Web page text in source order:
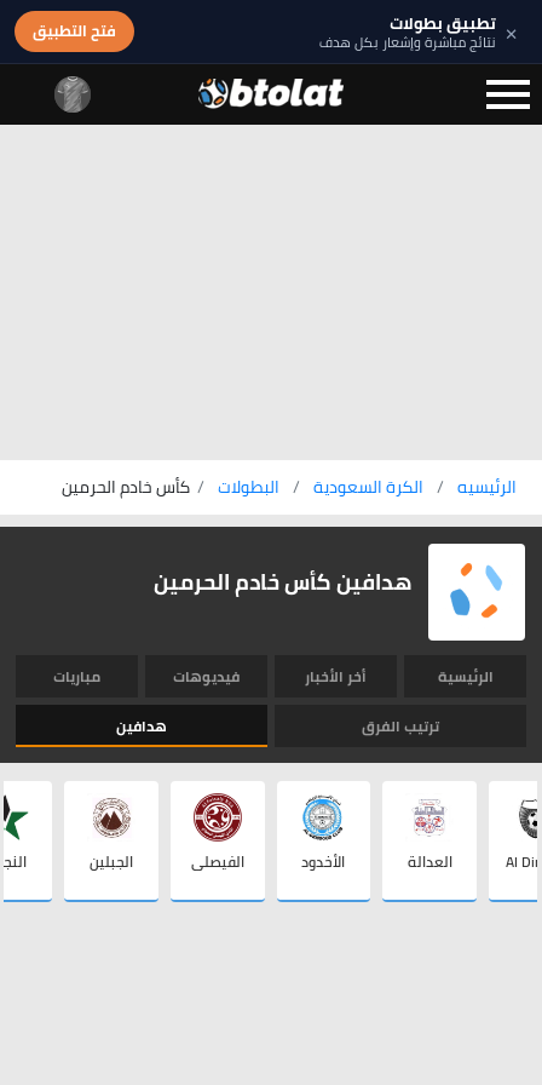
× تطبيق بطولات
نتائج مباشرة وإشعار بكل هدف فتح التطبيق
الرئيسيه الكرة السعودية البطولات كأس خادم الحرمين
هدافين كأس خادم الحرمين
الرئيسية أخر الأخبار فيديوهات
مباريات
ترتيب الفرق
هدافين
Al العدالة الأخدود الفيصلي الجبلين